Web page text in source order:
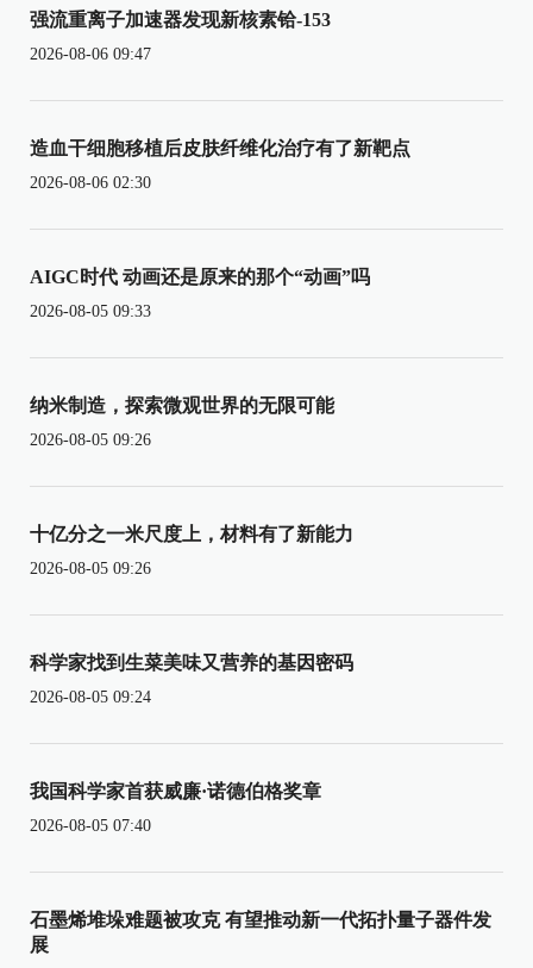
强流重离子加速器发现新核素铪-153
2026-08-06 09:47
造血干细胞移植后皮肤纤维化治疗有了新靶点
2026-08-06 02:30
AIGC时代 动画还是原来的那个“动画”吗
2026-08-05 09:33
纳米制造，探索微观世界的无限可能
2026-08-05 09:26
十亿分之一米尺度上，材料有了新能力
2026-08-05 09:26
科学家找到生菜美味又营养的基因密码
2026-08-05 09:24
我国科学家首获威廉·诺德伯格奖章
2026-08-05 07:40
石墨烯堆垛难题被攻克 有望推动新一代拓扑量子器件发
展